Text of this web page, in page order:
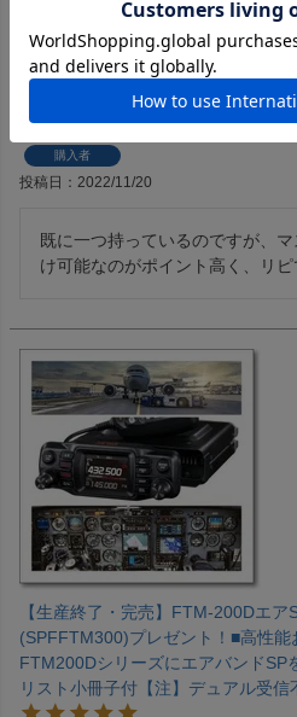
DPK-CR(DPKCR) 横60mm×高さ
購入者
投稿日 2022/11/20
既に一つ持っているのですが、
け可能なのがポイント高く、リ
【生産終了・完売】FTM-200Dエ
(SPFFTM300)プレゼント！■高性
FTM200DシリーズにエアバンドSP
リスト小冊子付【注】デュアル受